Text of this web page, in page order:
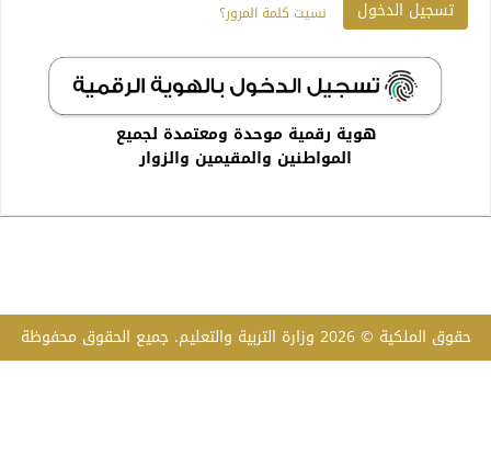
نسيت كلمة المرور؟
هوية رقمية موحدة ومعتمدة لجميع
المواطنين والمقيمين والزوار
حقوق الملكية © 2026 وزارة التربية والتعليم. جميع الحقوق محفوظة